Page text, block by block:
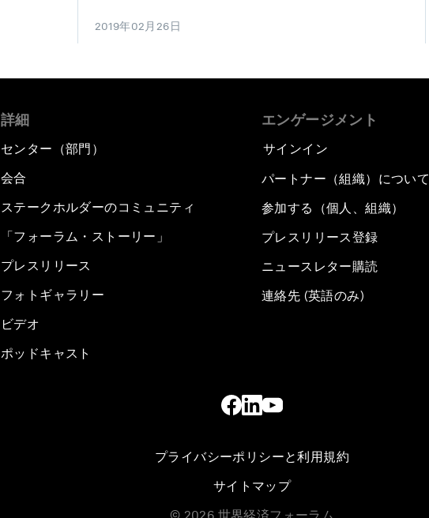
2019年02月26日
詳細
センター（部門）
会合
ステークホルダーのコミュニティ
「フォーラム・ストーリー」
プレスリリース
フォトギャラリー
ビデオ
ポッドキャスト
エンゲージメント
サインイン
パートナー（組織）について
参加する（個人、組織）
プレスリリース登録
ニュースレター購読
連絡先 (英語のみ)
プライバシーポリシーと利用規約
サイトマップ